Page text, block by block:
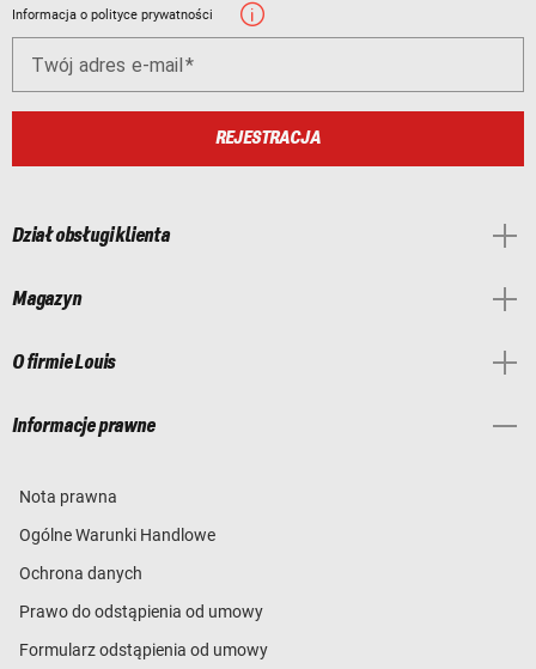
Informacja o polityce prywatności
Twój adres e-mail
REJESTRACJA
Dział obsługi klienta
Magazyn
O firmie Louis
Informacje prawne
Nota prawna
Ogólne Warunki Handlowe
Ochrona danych
Prawo do odstąpienia od umowy
Formularz odstąpienia od umowy